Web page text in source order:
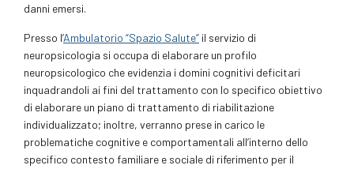
danni emersi.
Presso l’Ambulatorio “Spazio Salute” il servizio di
neuropsicologia si occupa di elaborare un profilo
neuropsicologico che evidenzia i domini cognitivi deficitari
inquadrandoli ai fini del trattamento con lo specifico obiettivo
di elaborare un piano di trattamento di riabilitazione
individualizzato; inoltre, verranno prese in carico le
problematiche cognitive e comportamentali all’interno dello
specifico contesto familiare e sociale di riferimento per il